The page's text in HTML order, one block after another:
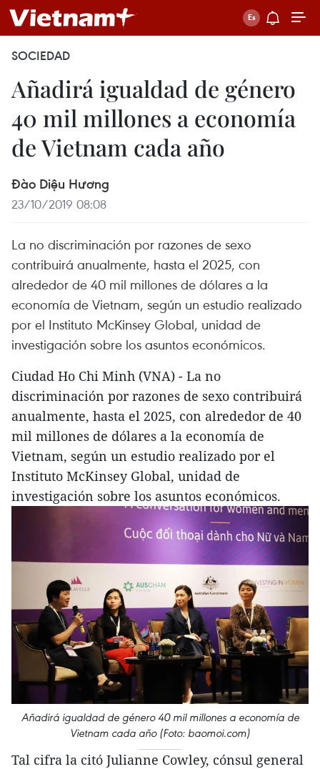
SOCIEDAD
Añadirá igualdad de género
40 mil millones a economía
de Vietnam cada año
Đào Diệu Hương
23/10/2019 08:08
La no discriminación por razones de sexo
contribuirá anualmente, hasta el 2025, con
alrededor de 40 mil millones de dólares a la
economía de Vietnam, según un estudio realizado
por el Instituto McKinsey Global, unidad de
investigación sobre los asuntos económicos.
Ciudad Ho Chi Minh (VNA) - La no
discriminación por razones de sexo contribuirá
anualmente, hasta el 2025, con alrededor de 40
mil millones de dólares a la economía de
Vietnam, según un estudio realizado por el
Instituto McKinsey Global, unidad de
investigación sobre los asuntos económicos.
Añadirá igualdad de género 40 mil millones a economía de
Vietnam cada año (Foto: baomoi.com)
Tal cifra la citó Julianne Cowley, cónsul general